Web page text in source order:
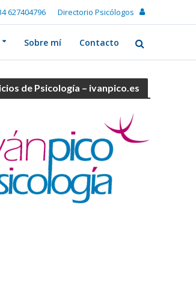
627404796 Directorio Psicólogos
Sobre mí Contacto
de Psicología – ivanpico.es